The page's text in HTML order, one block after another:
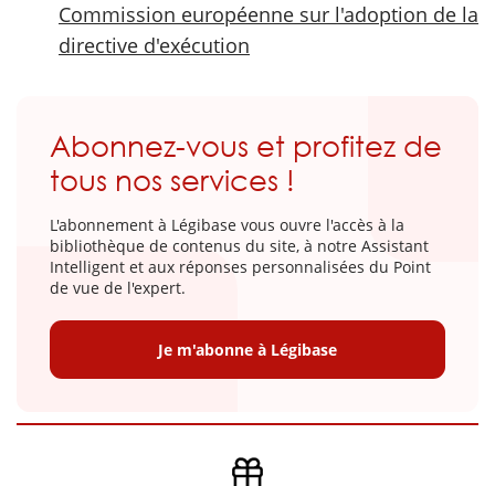
Commission européenne sur l'adoption de la
directive d'exécution
Abonnez-vous et profitez de
tous nos services !
L'abonnement à Légibase vous ouvre l'accès à la
bibliothèque de contenus du site, à notre Assistant
Intelligent et aux réponses personnalisées du Point
de vue de l'expert.
Je m'abonne à Légibase